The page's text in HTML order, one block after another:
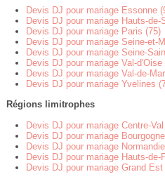
Devis DJ pour mariage Essonne
Devis DJ pour mariage Hauts-de-
Devis DJ pour mariage Paris (75)
Devis DJ pour mariage Seine-et-
Devis DJ pour mariage Seine-
Devis DJ pour mariage Val-d'Oise
Devis DJ pour mariage Val-de-
Devis DJ pour mariage Yvelines
Régions limitrophes
Devis DJ pour mariage Centre-
Devis DJ pour mariage
Devis DJ pour mariage Normandie
Devis DJ pour mariage Hauts-de-
Devis DJ pour mariage Grand Est